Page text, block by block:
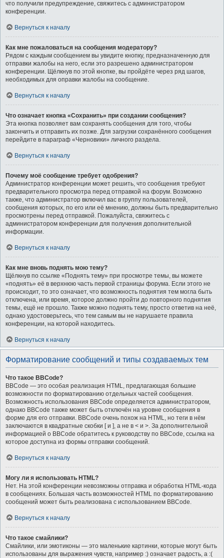
что получили предупреждение, свяжитесь с администратором
конференции.
Вернуться к началу
Как мне пожаловаться на сообщения модератору?
Рядом с каждым сообщением вы увидите кнопку, предназначенную для
отправки жалобы на него, если это разрешено администратором
конференции. Щёлкнув по этой кнопке, вы пройдёте через ряд шагов,
необходимых для оправки жалобы на сообщение.
Вернуться к началу
Что означает кнопка «Сохранить» при создании сообщения?
Эта кнопка позволяет вам сохранять сообщения для того, чтобы
закончить и отправить их позже. Для загрузки сохранённого сообщения
перейдите в параграф «Черновики» личного раздела.
Вернуться к началу
Почему моё сообщение требует одобрения?
Администратор конференции может решить, что сообщения требуют
предварительного просмотра перед отправкой на форум. Возможно
также, что администратор включил вас в группу пользователей,
сообщения которых, по его или её мнению, должны быть предварительно
просмотрены перед отправкой. Пожалуйста, свяжитесь с
администратором конференции для получения дополнительной
информации.
Вернуться к началу
Как мне вновь поднять мою тему?
Щёлкнув по ссылке «Поднять тему» при просмотре темы, вы можете
«поднять» её в верхнюю часть первой страницы форума. Если этого не
происходит, то это означает, что возможность поднятия тем могла быть
отключена, или время, которое должно пройти до повторного поднятия
темы, ещё не прошло. Также можно поднять тему, просто ответив на неё,
однако удостоверьтесь, что тем самым вы не нарушаете правила
конференции, на которой находитесь.
Вернуться к началу
Форматирование сообщений и типы создаваемых тем
Что такое BBCode?
BBCode — это особая реализация HTML, предлагающая большие
возможности по форматированию отдельных частей сообщения.
Возможность использования BBCode определяется администратором,
однако BBCode также может быть отключён на уровне сообщения в
форме для его отправки. BBCode очень похож на HTML, но теги в нём
заключаются в квадратные скобки [ и ], а не в < и >. За дополнительной
информацией о BBCode обратитесь к руководству по BBCode, ссылка на
которое доступна из формы отправки сообщений.
Вернуться к началу
Могу ли я использовать HTML?
Нет. На этой конференции невозможны отправка и обработка HTML-кода
в сообщениях. Большая часть возможностей HTML по форматированию
сообщений может быть реализована с использованием BBCode.
Вернуться к началу
Что такое смайлики?
Смайлики, или эмотиконы — это маленькие картинки, которые могут быть
использованы для выражения чувств, например :) означает радость, а :(